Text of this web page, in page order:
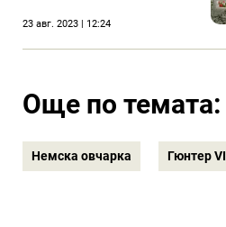
23 авг. 2023 | 12:24
Още по темата:
Немска овчарка Гюнтер VI